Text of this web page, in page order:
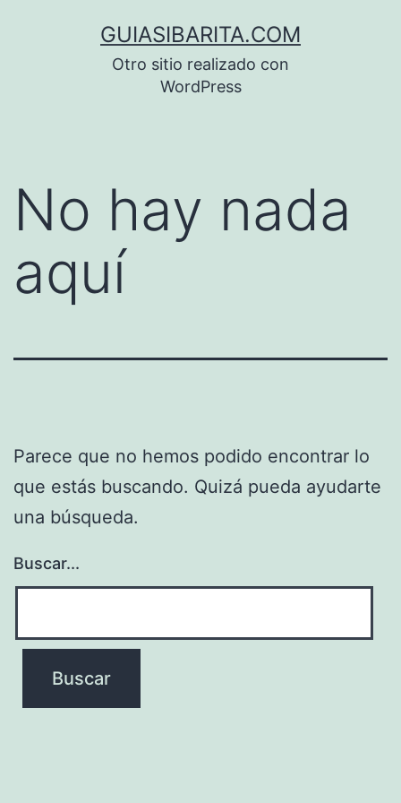
GUIASIBARITA.COM
Otro sitio realizado con
WordPress
No hay nada
aquí
Parece que no hemos podido encontrar lo
que estás buscando. Quizá pueda ayudarte
una búsqueda.
Buscar...